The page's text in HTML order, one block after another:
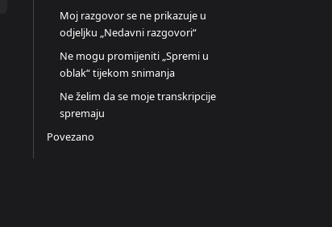
Moj razgovor se ne prikazuje u
odjeljku „Nedavni razgovori“
Ne mogu promijeniti „Spremi u
oblak“ tijekom snimanja
Ne želim da se moje transkripcije
spremaju
Povezano